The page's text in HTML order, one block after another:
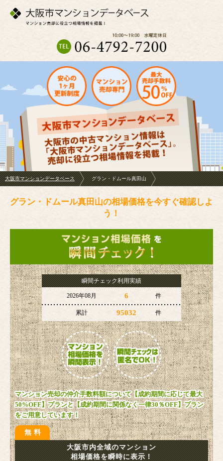
大阪市マンションデータベース グラン・ドムール真田山
グラン・ドムール真田山の相場価格を今すぐ確認しよ
う！
瞬間チェック利用実績
2026年08月 6 件
累計 95032 件
マンション売却の仲介手数料額について【成約期間に応じて最大
50%OFF】プランと【成約期間に関係なく一律30％OFF】プラン
をご用意しています！
無料
大阪市内全域のマンション
相場価格を瞬時に表示！